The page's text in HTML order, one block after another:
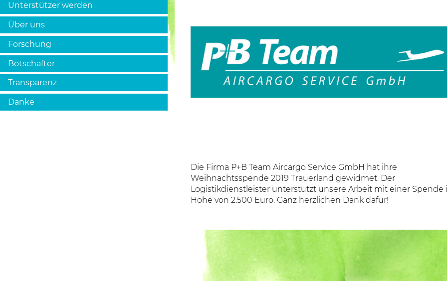
Unterstützer werden
Über uns
Forschung
Botschafter
Transparenz
Danke
Die Firma P+B Team Aircargo Service GmbH hat ihre
Weihnachtsspende 2019 Trauerland gewidmet. Der
Logistikdienstleister unterstützt unsere Arbeit mit einer Spende
Höhe von 2.500 Euro. Ganz herzlichen Dank dafür!